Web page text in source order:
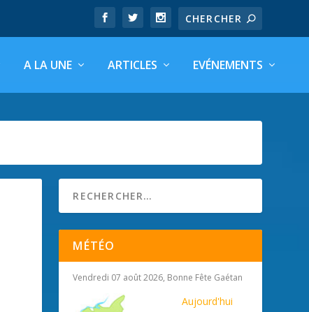
A LA UNE ARTICLES EVÉNEMENTS
MÉTÉO
Vendredi 07 août 2026, Bonne Fête Gaétan
Aujourd'hui